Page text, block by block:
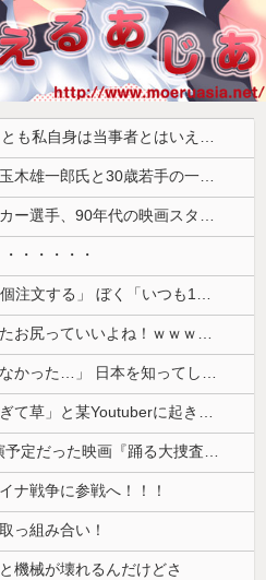
高市早苗さん（34）「少なくとも私自身は当事者とはいえない世代ですから、反省なんかしておりませんし、反省を求められるいわれもないと思っております」
【悲報】国民民主党代表選、玉木雄一郎氏と30歳若手の一騎打ちへ → 榛葉幹事長の不出馬にネットで疑問噴出 ｗｗｗｗｗｗｗｗｗｗｗｗｗｗｗ
【朗報】韓国人「日本のサッカー選手、90年代の映画スターかよ」
・・・・・
【悲報】 取引先専務「Aを20個注文する」 ぼく「いつも1～2個しか使わないけど本当に20であってる？」 取専「あってる」→結果『こう』なったんだが...
【画像】日焼け口リの締まったお尻っていいよね！ｗｗｗｗｗ
海外「日本なんて行くんじゃなかった…」 日本を知ってしまったディズニー信者、帰国後『本家』に失望する事態に
「申し訳ないけど絵が完璧すぎて草」と某Youtuberに起きた悲劇に目撃者騒然、”映え”のために愛車をを停めて撮影していたら……
【フジ】佐藤二朗（57） 主演予定だった映画『踊る大捜査線』スピンオフ作品の撮影中止が正式に決定
ナ戦争に参戦へ！！！
っ組み合い！
機械が壊れるんだけどさ